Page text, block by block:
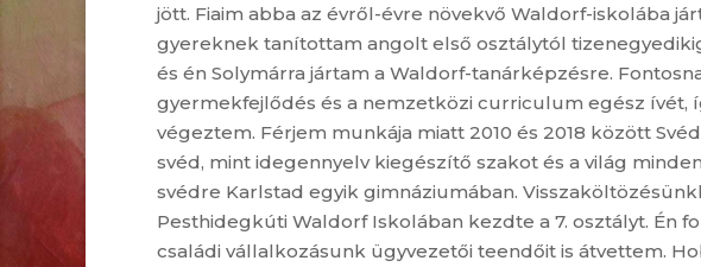
jött. Fiaim abba az évről-évre növekvő Waldorf-iskolába
gyereknek tanítottam angolt első osztálytól
és én Solymárra jártam a Waldorf-tanárképzésre.
gyermekfejlődés és a nemzetközi curriculum egész
végeztem. Férjem munkája miatt 2010 és 2018 között
svéd, mint idegennyelv kiegészítő szakot és a világ
svédre Karlstad egyik gimnáziumában.
Pesthidegkúti Waldorf Iskolában kezdte a 7. osztályt. Én
családi vállalkozásunk ügyvezetői teendőit is átvettem.